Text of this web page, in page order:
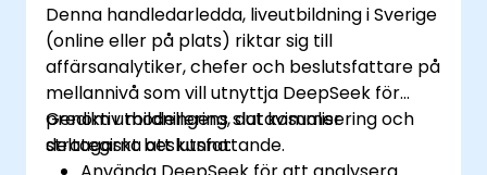
Denna handledarledda, liveutbildning i Sverige
(online eller på plats) riktar sig till
affärsanalytiker, chefer och beslutsfattare på
mellannivå som vill utnyttja DeepSeek för
prediktiv modellering, datavisualisering och
strategiskt beslutsfattande.
Genom utbildningens slut kommer
deltagarna att kunna: